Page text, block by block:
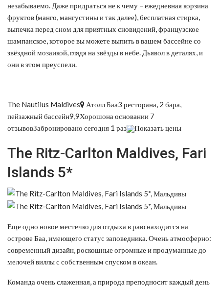
незабываемо. Даже придраться не к чему – ежедневная корзина
фруктов (манго, мангустины и так далее), бесплатная стирка,
выпечка перед сном для приятных сновидений, французское
шампанское, которое вы можете выпить в вашем бассейне со
звёздной мозаикой, глядя на звёзды в небе. Дьявол в деталях, и
они в этом преуспели.
The Nautilus Maldives
Атолл Баа3 ресторана, 2 бара,
пейзажный бассейн9,9Хорошона основании 7
отзывовЗабронировано сегодня 1 раз
Показать цены
The Ritz-Carlton Maldives, Fari
Islands 5*
Еще одно новое местечко для отдыха в раю находится на
острове Баа, имеющего статус заповедника. Очень атмосферно:
современный дизайн, роскошные огромные и продуманные до
мелочей виллы с собственным спуском в океан.
Команда очень слаженная, а природа преподносит каждый день